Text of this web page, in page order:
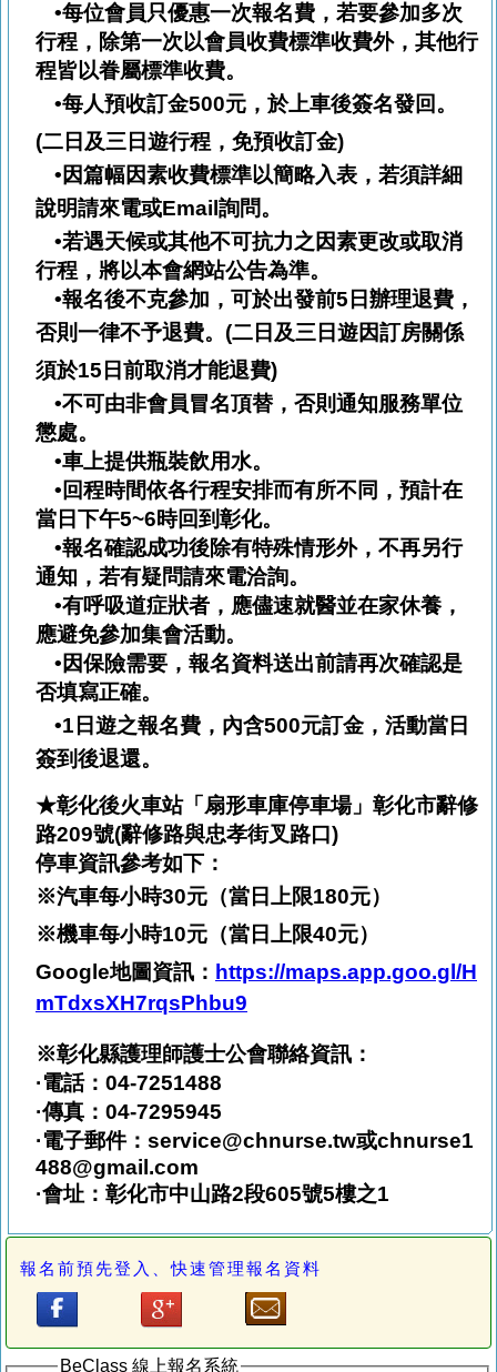
•每位會員只優惠一次報名費，若要參加多次
行程，除第一次以會員收費標準收費外，其他行
程皆以眷屬標準收費。
•每人預收訂金500元，於上車後簽名發回。
(二日及三日遊行程，免預收訂金)
•因篇幅因素收費標準以簡略入表，若須詳細
說明請來電或Email 詢問。
•若遇天候或其他不可抗力之因素更改或取消
行程，將以本會網站公告為準。
•報名後不克參加，可於出發前5日辦理退費，
否則一律不予退費。 (二日及三日遊因訂房關係
須於15 日前取消才能退費)
•不可由非會員冒名頂替，否則通知服務單位
懲處。
•車上提供瓶裝飲用水。
•回程時間依各行程安排而有所不同，預計在
當日下午5~6時回到彰化。
•報名確認成功後除有特殊情形外，不再另行
通知，若有疑問請來電洽詢。
•有呼吸道症狀者，應儘速就醫並在家休養，
應避免參加集會活動。
•因保險需要，報名資料送出前請再次確認是
否填寫正確。
•1 日遊之報名費，內含500元訂金，活動當日
簽到後退還。
★彰化後火車站「扇形車庫停車場」彰化市辭修
路209號(辭修路與忠孝街叉路口)
停車資訊參考如下：
※汽車每小時30元（當日上限180元）
※機車每小時10元（當日上限40元）
Google地圖資訊： https://maps.app.goo.gl/H
mTdxsXH7rqsPhbu9
※彰化縣護理師護士公會聯絡資訊：
·電話：04-7251488
·傳真：04-7295945
·電子郵件：service@chnurse.tw或chnurse1
488@gmail.com
·會址：彰化市中山路2段605號5樓之1
報名前預先登入、快速管理報名資料
BeClass 線上報名系統